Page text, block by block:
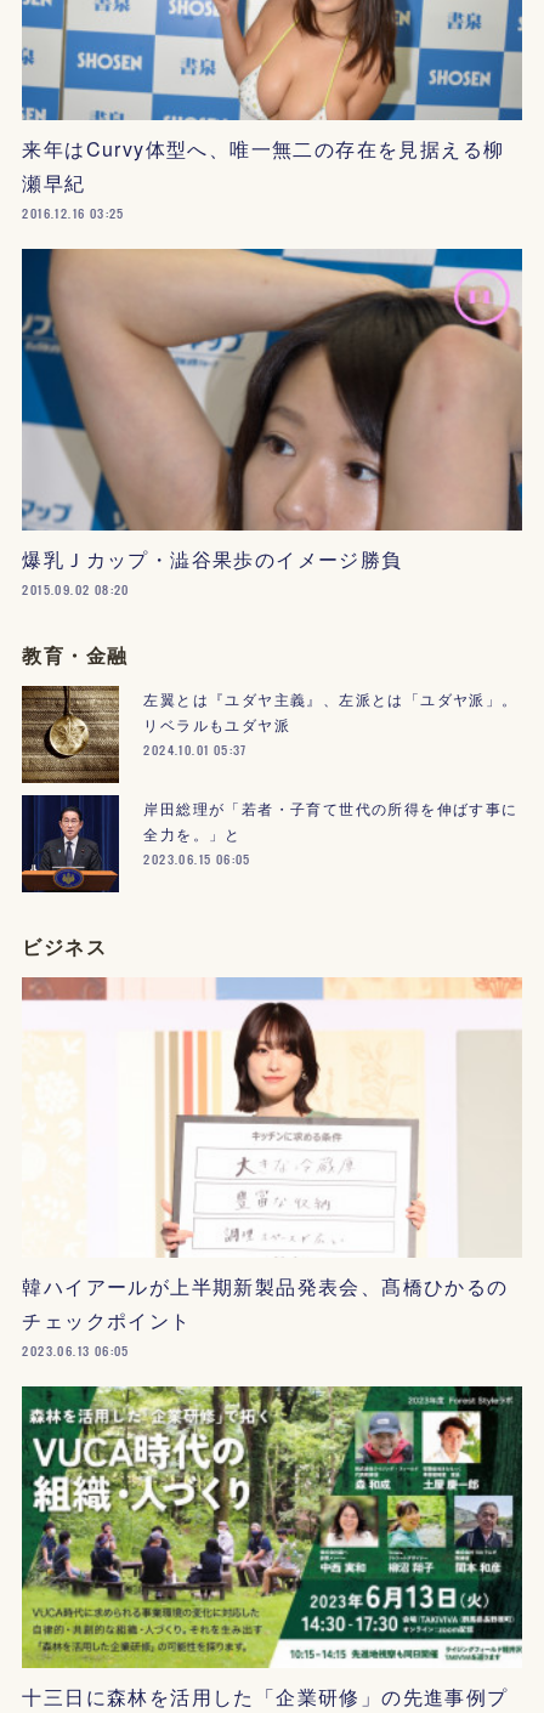
来年はCurvy体型へ、唯一無二の存在を見据える柳
瀬早紀
2016.12.16 03:25
爆乳Ｊカップ・澁谷果歩のイメージ勝負
2015.09.02 08:20
教育・金融
左翼とは『ユダヤ主義』、左派とは「ユダヤ派」。
リベラルもユダヤ派
2024.10.01 05:37
岸田総理が「若者・子育て世代の所得を伸ばす事に
全力を。」と
2023.06.15 06:05
ビジネス
韓ハイアールが上半期新製品発表会、髙橋ひかるの
チェックポイント
2023.06.13 06:05
十三日に森林を活用した「企業研修」の先進事例プ